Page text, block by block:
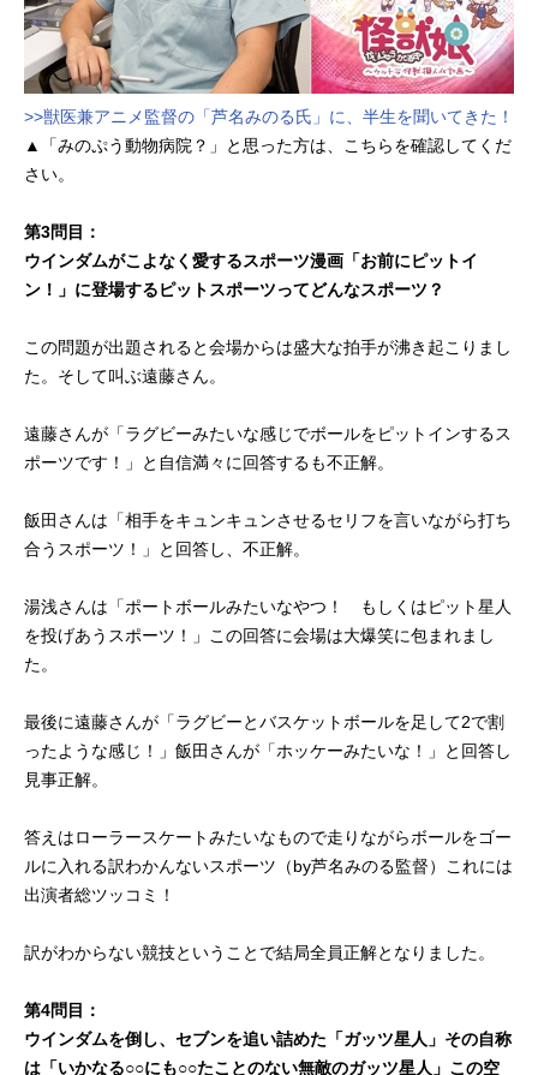
>>獣医兼アニメ監督の「芦名みのる氏」に、半生を聞いてきた！
▲「みのぷう動物病院？」と思った方は、こちらを確認してくだ
さい。
第3問目：
ウインダムがこよなく愛するスポーツ漫画「お前にピットイ
ン！」に登場するピットスポーツってどんなスポーツ？
この問題が出題されると会場からは盛大な拍手が沸き起こりまし
た。そして叫ぶ遠藤さん。
遠藤さんが「ラグビーみたいな感じでボールをピットインするス
ポーツです！」と自信満々に回答するも不正解。
飯田さんは「相手をキュンキュンさせるセリフを言いながら打ち
合うスポーツ！」と回答し、不正解。
湯浅さんは「ポートボールみたいなやつ！ もしくはピット星人
を投げあうスポーツ！」この回答に会場は大爆笑に包まれまし
た。
最後に遠藤さんが「ラグビーとバスケットボールを足して2で割
ったような感じ！」飯田さんが「ホッケーみたいな！」と回答し
見事正解。
答えはローラースケートみたいなもので走りながらボールをゴー
ルに入れる訳わかんないスポーツ（by芦名みのる監督）これには
出演者総ツッコミ！
訳がわからない競技ということで結局全員正解となりました。
第4問目：
ウインダムを倒し、セブンを追い詰めた「ガッツ星人」その自称
は「いかなる○○にも○○たことのない無敵のガッツ星人」この空